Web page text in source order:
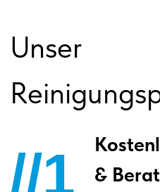
Senden
Hinterlassen Sie uns Ihre
uns mit Ihnen in Verbindung setzen.